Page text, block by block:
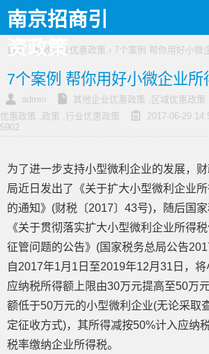
南京招商引
资政策
首页 › 其他企业优惠政策 › 7个案例 帮你用好小微
7个案例 帮你用好小微企业所
admin 其他企业优惠政策 , 区域优惠政策
优惠政策 , 政策 , 行业优惠政策 2017-06-29
5902
为了进一步支持小型微利企业的发展，
局近日发出了《关于扩大小型微利企业
的通知》(财税〔2017〕43号)，随后国
《关于贯彻落实扩大小型微利企业所得
征管问题的公告》(国家税务总局公告
自2017年1月1日至2019年12月31日，
应纳税所得额上限由30万元提高至50万
额低于50万元的小型微利企业(无论采取
定征收方式)，其所得减按50%计入应纳
税率缴纳企业所得税。